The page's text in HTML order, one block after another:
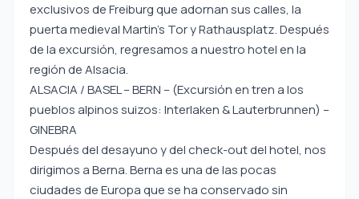
exclusivos de Freiburg que adornan sus calles, la
puerta medieval Martin’s Tor y Rathausplatz. Después
de la excursión, regresamos a nuestro hotel en la
región de Alsacia.
ALSACIA / BASEL – BERN – (Excursión en tren a los
pueblos alpinos suizos: Interlaken & Lauterbrunnen) –
GINEBRA
Después del desayuno y del check-out del hotel, nos
dirigimos a Berna. Berna es una de las pocas
ciudades de Europa que se ha conservado sin